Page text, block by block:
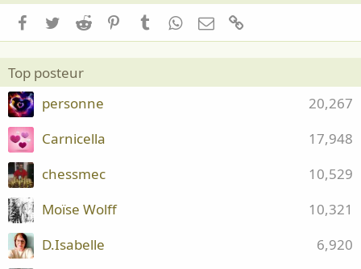
Facebook
TwitterReddit PinterestTumblrWhatsApp
Email
Top posteur
20,267
personne
17,948
Carnicella
10,529
chessmec
10,321
Moïse Wolff
6,920
D.Isabelle